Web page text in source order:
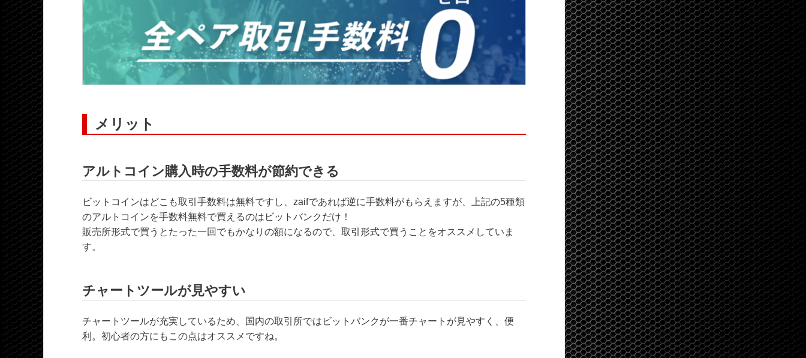
メリット
アルトコイン購入時の手数料が節約できる
ビットコインはどこも取引手数料は無料ですし、zaifであれば逆に手数料がもらえますが、上記の5種類
のアルトコインを手数料無料で買えるのはビットバンクだけ！
販売所形式で買うとたった一回でもかなりの額になるので、取引形式で買うことをオススメしていま
す。
チャートツールが見やすい
チャートツールが充実しているため、国内の取引所ではビットバンクが一番チャートが見やすく、便
利。初心者の方にもこの点はオススメですね。